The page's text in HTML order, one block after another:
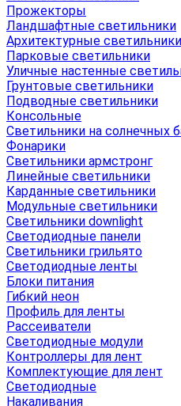
Прожекторы
Ландшафтные светильники
Архитектурные светильники
Парковые светильники
Уличные настенные
Грунтовые светильники
Подводные светильники
Консольные
Светильники на солнечных
Фонарики
Светильники армстронг
Линейные светильники
Карданные светильники
Модульные светильники
Светильники downlight
Светодиодные панели
Светильники грильято
Светодиодные ленты
Блоки питания
Гибкий неон
Профиль для ленты
Рассеиватели
Светодиодные модули
Контроллеры для лент
Комплектующие для лент
Светодиодные
Накаливания